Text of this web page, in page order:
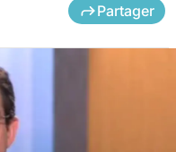
Partager